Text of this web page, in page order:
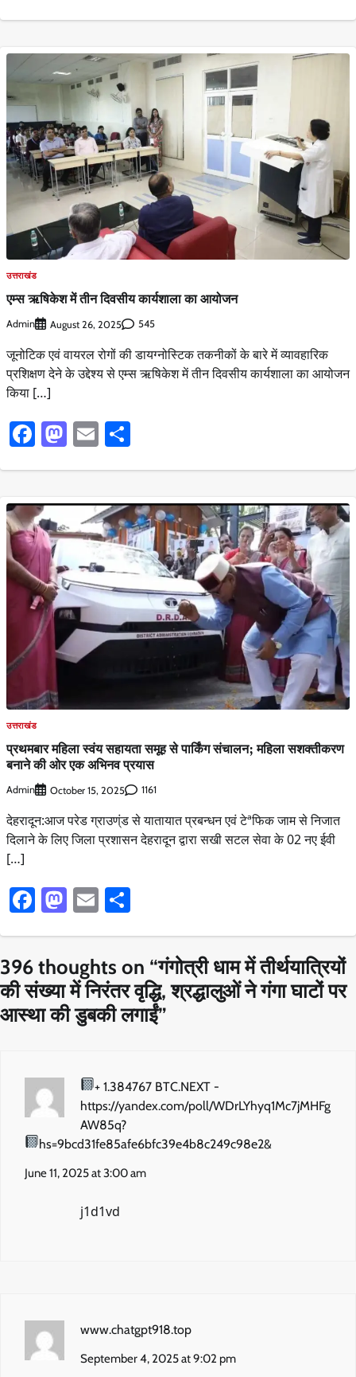
उत्तराखंड
एम्स ऋषिकेश में तीन दिवसीय कार्यशाला का आयोजन
Admin August 26, 2025 545
जूनोटिक एवं वायरल रोगों की डायग्नोस्टिक तकनीकों के बारे में व्यावहारिक
प्रशिक्षण देने के उद्देश्य से एम्स ऋषिकेश में तीन दिवसीय कार्यशाला का आयोजन
किया […]
Facebook
Mastodon
Email
उत्तराखंड
प्रथमबार महिला स्वंय सहायता समूह से पार्किंग संचालन; महिला सशक्तीकरण
बनाने की ओर एक अभिनव प्रयास
Admin October 15, 2025 1161
देहरादून:आज परेड ग्राउण्ंड से यातायात प्रबन्धन एवं टेªफिक जाम से निजात
दिलाने के लिए जिला प्रशासन देहरादून द्वारा सखी सटल सेवा के 02 नए ईवी
[…]
Facebook
Mastodon
Email
396 thoughts on “गंगोत्री धाम में तीर्थयात्रियों
की संख्या में निरंतर वृद्धि, श्रद्धालुओं ने गंगा घाटों पर
आस्था की डुबकी लगाईं”
+ 1.384767 BTC.NEXT -
https://yandex.com/poll/WDrLYhyq1Mc7jMHFg
AW85q?
hs=9bcd31fe85afe6bfc39e4b8c249c98e2&
June 11, 2025 at 3:00 am
j1d1vd
www.chatgpt918.top
September 4, 2025 at 9:02 pm